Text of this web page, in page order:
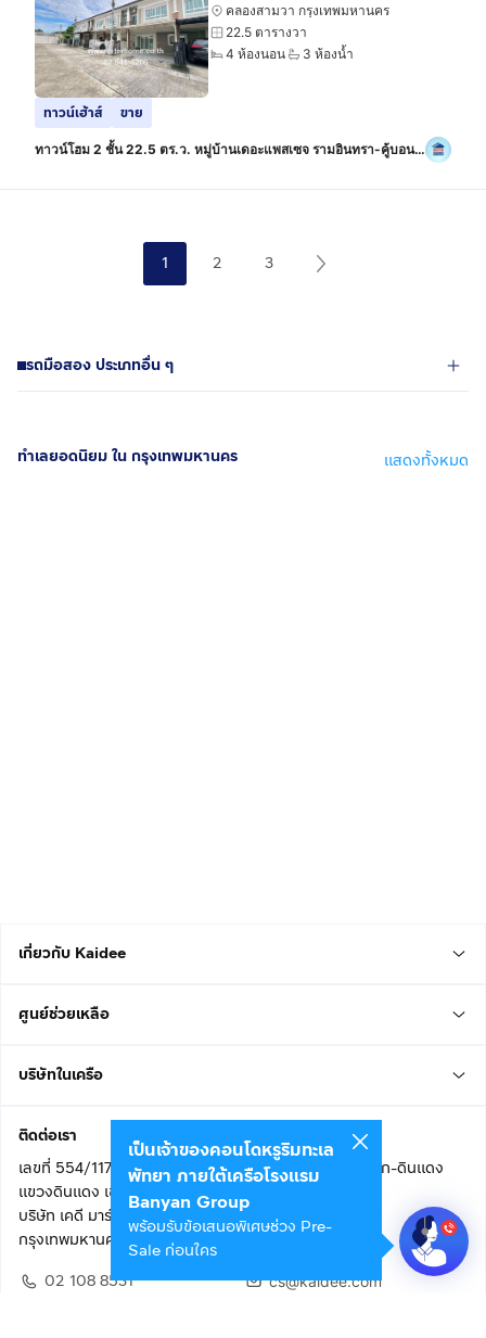
คลองสามวา กรุงเทพมหานคร
22.5 ตารางวา
4 ห้องนอน
3 ห้องน้ำ
ทาวน์เฮ้าส์ ขาย
ทาวน์โฮม 2 ชั้น 22.5 ตร.ว. หมู่บ้านเดอะแพสเซจ รามอินทรา-คู้บอน
สามวา กรุงเทพมหานคร
1 2 3
รถมือสอง ประเภทอื่น ๆ
ทำเลยอดนิยม ใน กรุงเทพมหานคร แสดงทั้งหมด
เกี่ยวกับ Kaidee
ศูนย์ช่วยเหลือ
บริษัทในเครือ
ติดต่อเรา
เลขที่ 554/117 อาคารสกายไนน์ เซ็นเตอร์ ชั้น 22 ถนนอโศก-ดินแดง
แขวงดินแดง เขตดินแดง
บริษัท เคดี มาร์เก็ตเพลส จำกัด (สำนักงานใหญ่)
กรุงเทพมหานคร 10400
02 108 8531
cs@kaidee.com
เป็นเจ้าของคอนโดหรูริมทะเล
พัทยา ภายใต้เครือโรงแรม
Banyan Group
พร้อมรับข้อเสนอพิเศษช่วง Pre-
Sale ก่อนใคร